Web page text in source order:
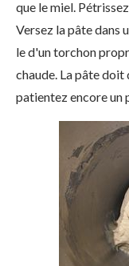
que le miel.
Versez la pâte dans
le d'un torchon
chaude. La pâte doit
patientez encore un